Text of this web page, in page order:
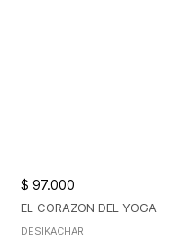
EL CORAZON DEL YOGA
$ 97.000
DESIKACHAR